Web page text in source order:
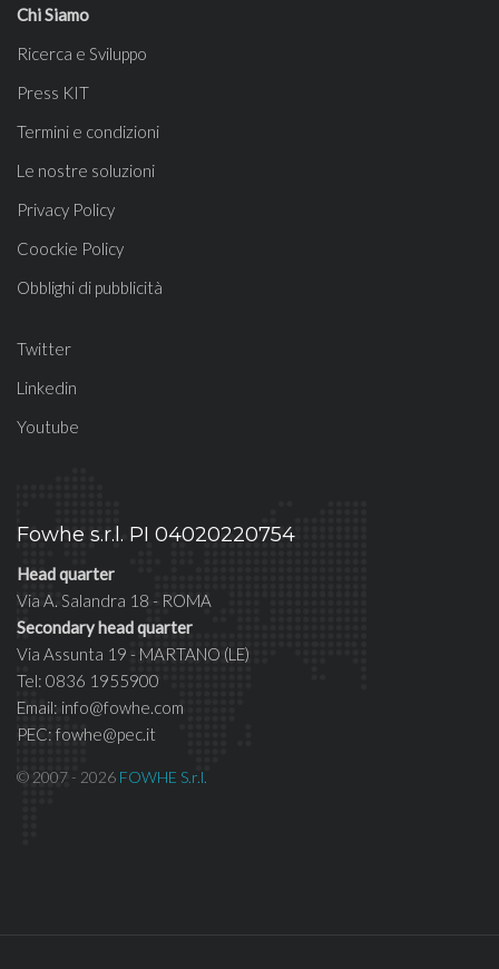
Chi Siamo
Ricerca e Sviluppo
Press KIT
Termini e condizioni
Le nostre soluzioni
Privacy Policy
Coockie Policy
Obblighi di pubblicità
Twitter
Linkedin
Youtube
Fowhe s.r.l. PI 04020220754
Head quarter
Via A. Salandra 18 - ROMA
Secondary head quarter
Via Assunta 19 - MARTANO (LE)
Tel: 0836 1955900
Email: info@fowhe.com
PEC: fowhe@pec.it
© 2007 - 2026 FOWHE S.r.l.